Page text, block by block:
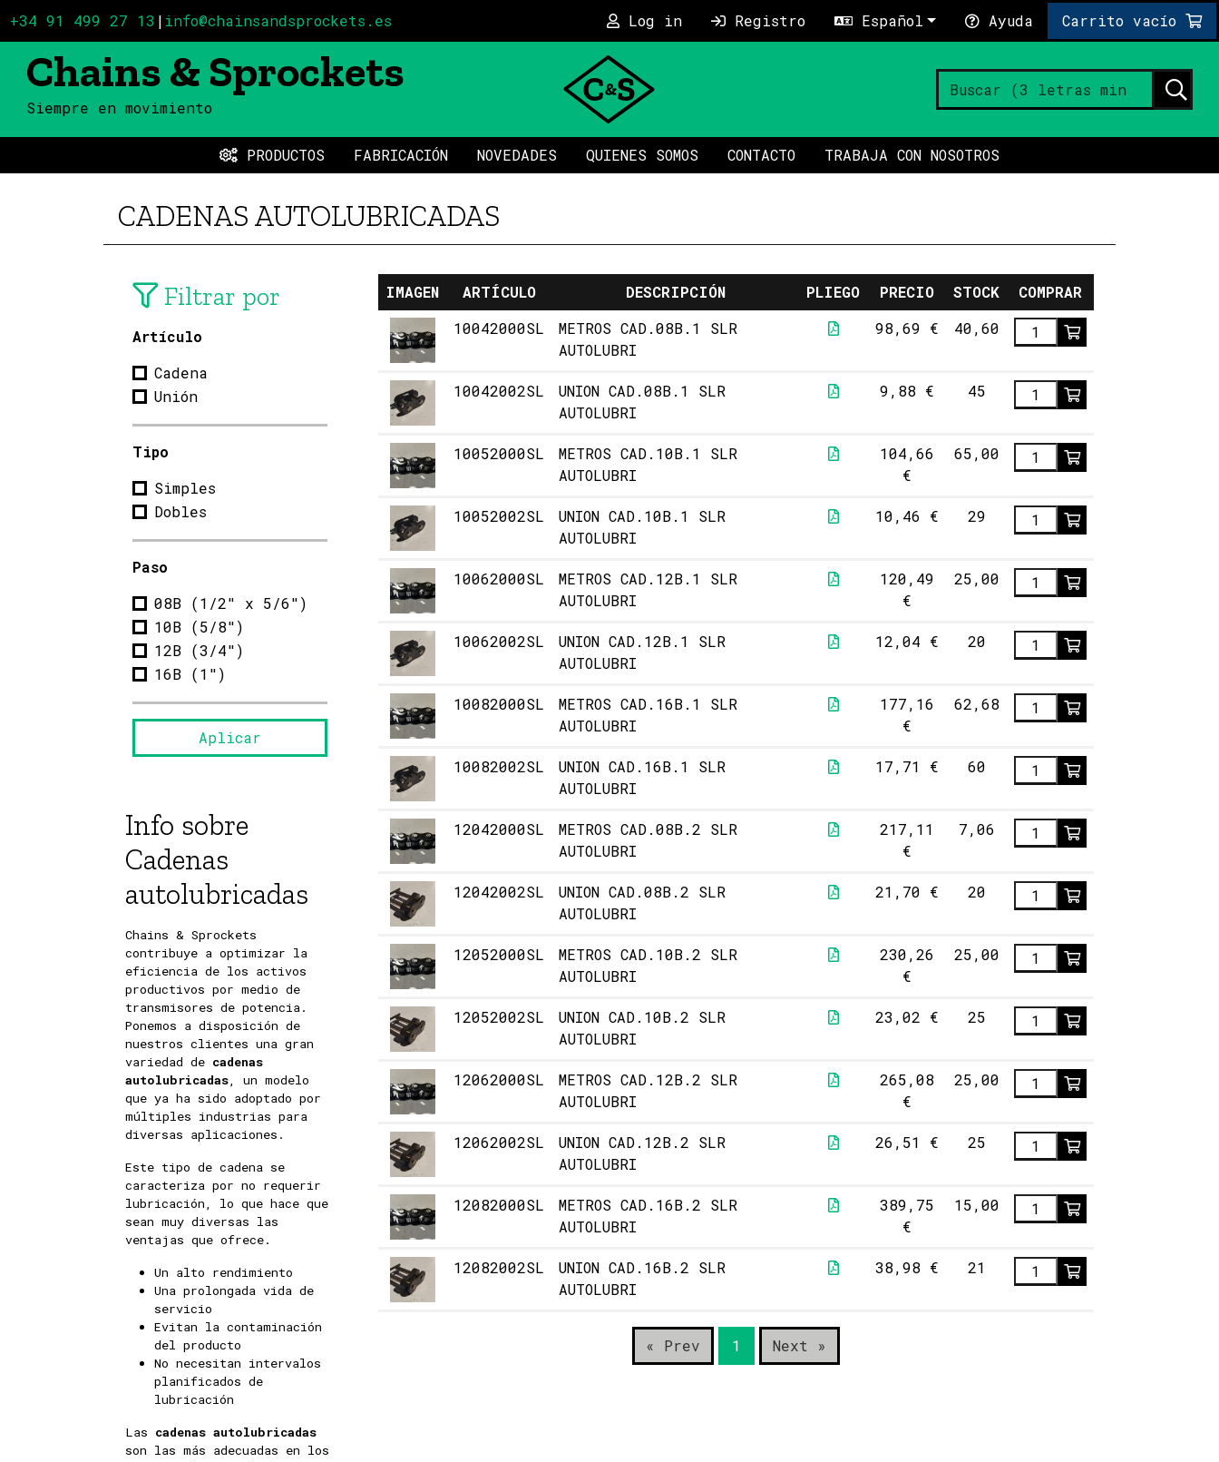
+34 91 499 27 13 | info@chainsandsprockets.es Log in Registro Español Ayuda Carrito vacío
Chains & Sprockets
Siempre en movimiento
PRODUCTOS FABRICACIÓN NOVEDADES QUIENES SOMOS CONTACTO TRABAJA CON NOSOTROS
CADENAS AUTOLUBRICADAS
Filtrar por
Artículo
Cadena
Unión
Tipo
Simples
Dobles
Paso
08B (1/2" x 5/6")
10B (5/8")
12B (3/4")
16B (1")
Aplicar
Info sobre
Cadenas
autolubricadas
Chains & Sprockets
contribuye a optimizar la
eficiencia de los activos
productivos por medio de
transmisores de potencia.
Ponemos a disposición de
nuestros clientes una gran
variedad de cadenas
autolubricadas, un modelo
que ya ha sido adoptado por
múltiples industrias para
diversas aplicaciones.
Este tipo de cadena se
caracteriza por no requerir
lubricación, lo que hace que
sean muy diversas las
ventajas que ofrece.
Un alto rendimiento
Una prolongada vida de
servicio
Evitan la contaminación
del producto
No necesitan intervalos
planificados de
lubricación
Las cadenas autolubricadas
son las más adecuadas en los
IMAGEN ARTÍCULO DESCRIPCIÓN PLIEGO PRECIO STOCK
COMPRAR
10042000SL
METROS CAD.08B.1 SLR
AUTOLUBRI
98,69 € 40,60
10042002SL
UNION CAD.08B.1 SLR
AUTOLUBRI
9,88 € 45
10052000SL
METROS CAD.10B.1 SLR
AUTOLUBRI
104,66
€
65,00
10052002SL
UNION CAD.10B.1 SLR
AUTOLUBRI
10,46 € 29
10062000SL
METROS CAD.12B.1 SLR
AUTOLUBRI
120,49
€
25,00
10062002SL
UNION CAD.12B.1 SLR
AUTOLUBRI
12,04 € 20
10082000SL
METROS CAD.16B.1 SLR
AUTOLUBRI
177,16
€
62,68
10082002SL
UNION CAD.16B.1 SLR
AUTOLUBRI
17,71 € 60
12042000SL
METROS CAD.08B.2 SLR
AUTOLUBRI
217,11
€
7,06
12042002SL
UNION CAD.08B.2 SLR
AUTOLUBRI
21,70 € 20
12052000SL
METROS CAD.10B.2 SLR
AUTOLUBRI
230,26
€
25,00
12052002SL
UNION CAD.10B.2 SLR
AUTOLUBRI
23,02 € 25
12062000SL
METROS CAD.12B.2 SLR
AUTOLUBRI
265,08
€
25,00
12062002SL
UNION CAD.12B.2 SLR
AUTOLUBRI
26,51 € 25
12082000SL
METROS CAD.16B.2 SLR
AUTOLUBRI
389,75
€
15,00
12082002SL
UNION CAD.16B.2 SLR
AUTOLUBRI
38,98 € 21
« Prev 1 Next »